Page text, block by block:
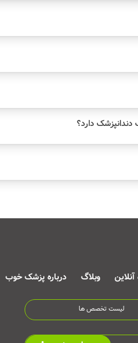
دارد؟
وبلاگ درباره پزشک خوب
لیست تخصص ها